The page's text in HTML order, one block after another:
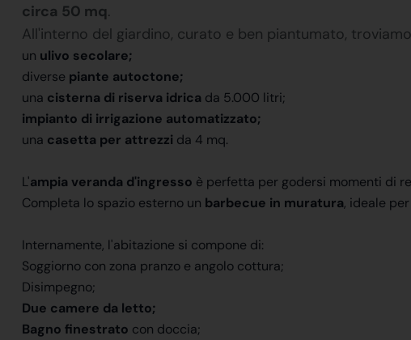
circa 50 mq.
All'interno del giardino, curato e ben piantumato,
un ulivo secolare;
diverse piante autoctone;
una cisterna di riserva idrica da 5.000 litri;
impianto di irrigazione automatizzato;
una casetta per attrezzi da 4 mq.
L'ampia veranda d'ingresso è perfetta per godersi momenti di
Completa lo spazio esterno un barbecue in muratura, ideale
Internamente, l'abitazione si compone di:
Soggiorno con zona pranzo e angolo cottura;
Disimpegno;
Due camere da letto;
Bagno finestrato con doccia;